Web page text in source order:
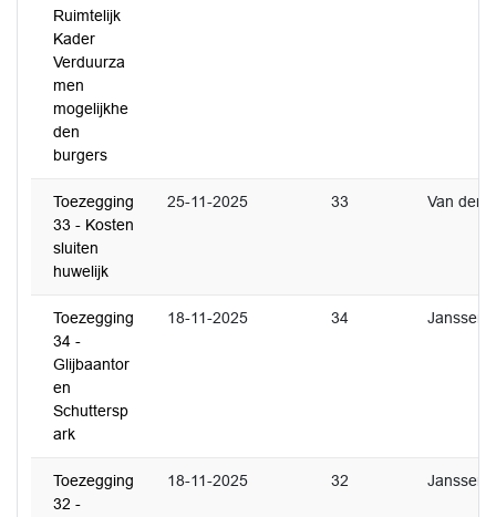
Ruimtelijk
Kader
Verduurza
men
mogelijkhe
den
burgers
Toezegging
33 - Kosten
sluiten
huwelijk
25-11-2025 33 Van der
Toezegging
34 -
Glijbaantor
en
Schuttersp
ark
18-11-2025 34 Janssen
Toezegging
32 -
18-11-2025 32 Janssen